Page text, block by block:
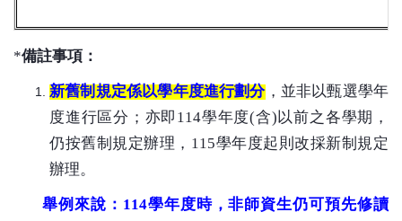
*備註事項：
新舊制規定係以學年度進行劃分，並非以甄選學年
度進行區分；亦即 114學年度(含)以前之各學期，
仍按舊制規定辦理， 115學年度起則改採新制規定
辦理。
舉例來說： 114學年度時，非師資生仍可預先修讀